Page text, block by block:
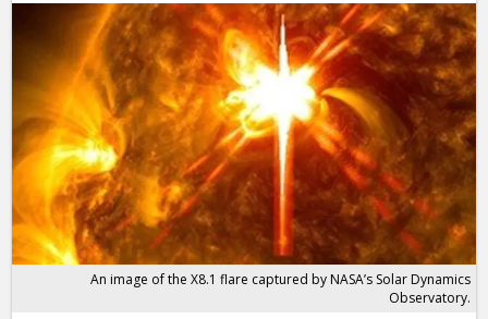
An image of the X8.1 flare captured by NASA’s Solar Dynamics
Observatory.